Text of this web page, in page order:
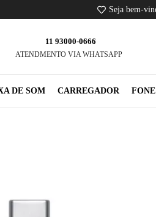
Seja bem-
11 93000-0666
ATENDMENTO VIA WHATSAPP
DE SOM CARREGADOR FONE